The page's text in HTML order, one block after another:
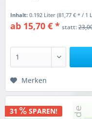
Inhalt:0.192 Liter(81,77 € * / 1
ab 15,70 € * statt:
Merken
31
SPAREN!